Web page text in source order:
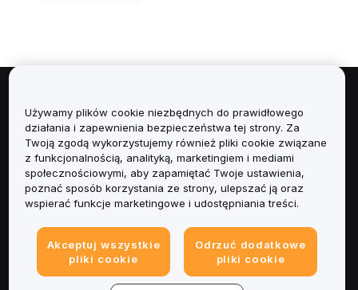
Informacje
Usługi
Obsługa Klienta
Informacje prawne
Używamy plików cookie niezbędnych do prawidłowego
działania i zapewnienia bezpieczeństwa tej strony. Za
Twoją zgodą wykorzystujemy również pliki cookie związane
z funkcjonalnością, analityką, marketingiem i mediami
społecznościowymi, aby zapamiętać Twoje ustawienia,
poznać sposób korzystania ze strony, ulepszać ją oraz
wspierać funkcje marketingowe i udostępniania treści.
Akceptuj wszystkie
pliki cookie
Odrzuć dodatkowe
pliki cookie